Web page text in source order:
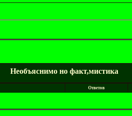
Необъяснимо но факт,мистика
Ответов